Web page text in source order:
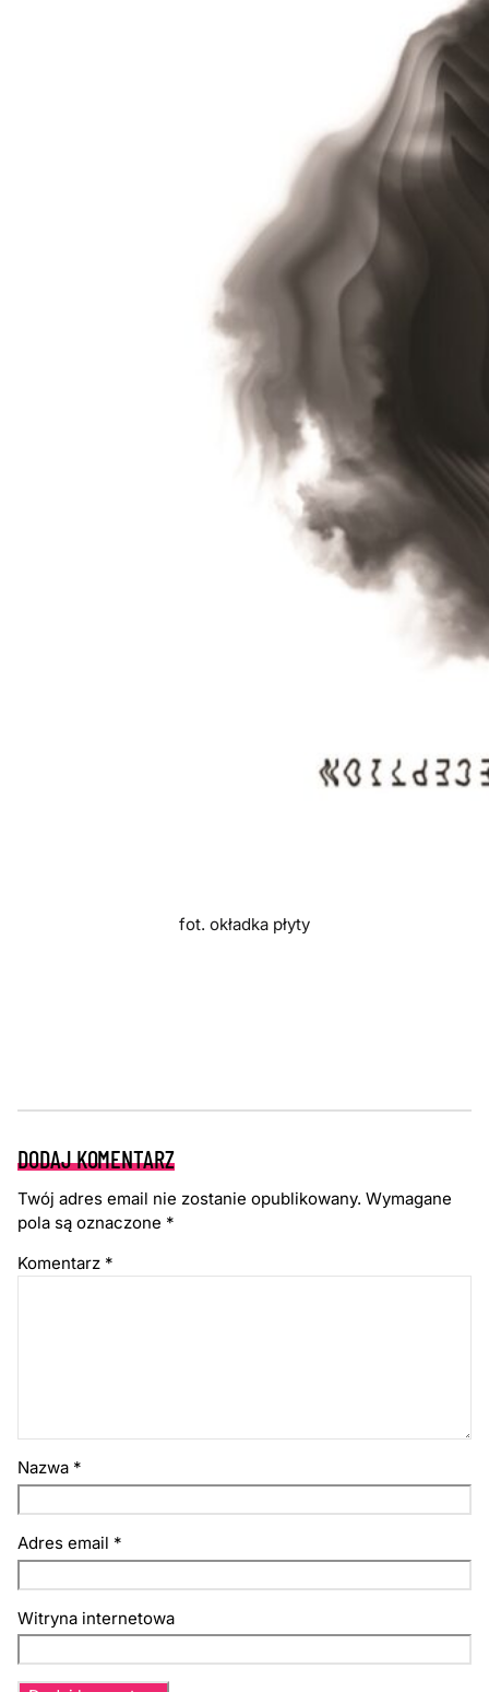
fot. okładka płyty
DODAJ KOMENTARZ
Twój adres email nie zostanie opublikowany. Wymagane
pola są oznaczone *
Komentarz *
Nazwa *
Adres email *
Witryna internetowa